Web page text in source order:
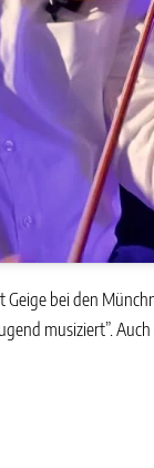
Geige bei den
musiziert”.